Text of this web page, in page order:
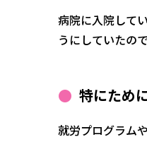
病院に入院して
うにしていたの
特にため
就労プログラム